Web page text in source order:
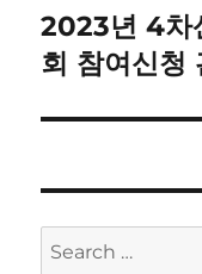
Next
post:
2023년 4차
회 참여신청
Search